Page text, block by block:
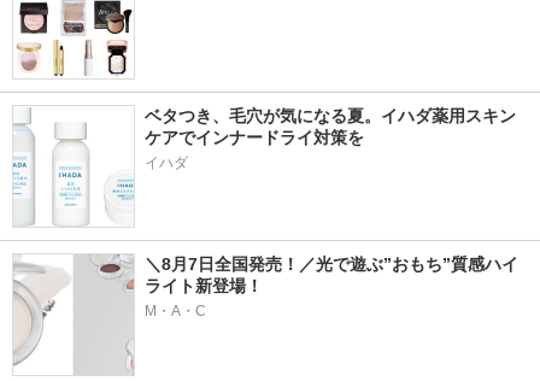
ベタつき、毛穴が気になる夏。イハダ薬用スキン
ケアでインナードライ対策を
イハダ
＼8月7日全国発売！／光で遊ぶ”おもち”質感ハイ
ライト新登場！
M・A・C